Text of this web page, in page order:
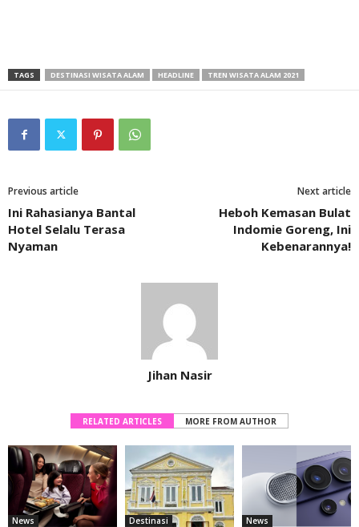
TAGS DESTINASI WISATA ALAM HEADLINE TREN WISATA ALAM 2021
Previous article
Ini Rahasianya Bantal
Hotel Selalu Terasa
Nyaman
Next article
Heboh Kemasan Bulat
Indomie Goreng, Ini
Kebenarannya!
Jihan Nasir
RELATED ARTICLES MORE FROM AUTHOR
News Destinasi News